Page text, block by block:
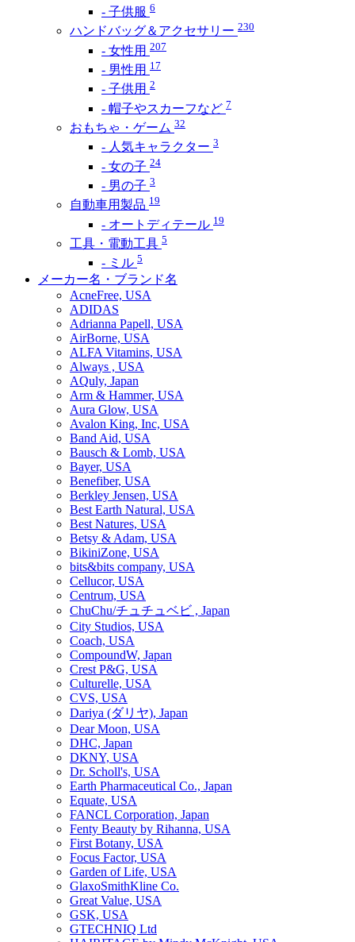
- 子供服 6
ハンドバッグ＆アクセサリー 230
- 女性用 207
- 男性用 17
- 子供用 2
- 帽子やスカーフなど 7
おもちゃ・ゲーム 32
- 人気キャラクター 3
- 女の子 24
- 男の子 3
自動車用製品 19
- オートディテール 19
工具・電動工具 5
- ミル 5
メーカー名・ブランド名
AcneFree, USA
ADIDAS
Adrianna Papell, USA
AirBorne, USA
ALFA Vitamins, USA
Always , USA
AQuly, Japan
Arm & Hammer, USA
Aura Glow, USA
Avalon King, Inc, USA
Band Aid, USA
Bausch & Lomb, USA
Bayer, USA
Benefiber, USA
Berkley Jensen, USA
Best Earth Natural, USA
Best Natures, USA
Betsy & Adam, USA
BikiniZone, USA
bits&bits company, USA
Cellucor, USA
Centrum, USA
ChuChu/チュチュベビ , Japan
City Studios, USA
Coach, USA
CompoundW, Japan
Crest P&G, USA
Culturelle, USA
CVS, USA
Dariya (ダリヤ), Japan
Dear Moon, USA
DHC, Japan
DKNY, USA
Dr. Scholl's, USA
Earth Pharmaceutical Co., Japan
Equate, USA
FANCL Corporation, Japan
Fenty Beauty by Rihanna, USA
First Botany, USA
Focus Factor, USA
Garden of Life, USA
GlaxoSmithKline Co.
Great Value, USA
GSK, USA
GTECHNIQ Ltd